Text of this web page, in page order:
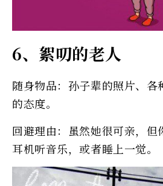
6、絮叨的老人
随身物品：孙子辈的照片、各
的态度。
回避理由：虽然她很可亲，但
耳机听音乐，或者睡上一觉。